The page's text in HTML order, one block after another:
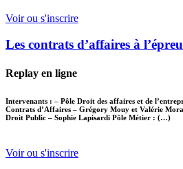
Voir ou s'inscrire
Les contrats d’affaires à
Replay en ligne
Intervenants : – Pôle Droit des affaires et de
Contrats d’Affaires – Grégory Mouy et Valérie
Droit Public – Sophie Lapisardi Pôle Métier : (…)
Voir ou s'inscrire